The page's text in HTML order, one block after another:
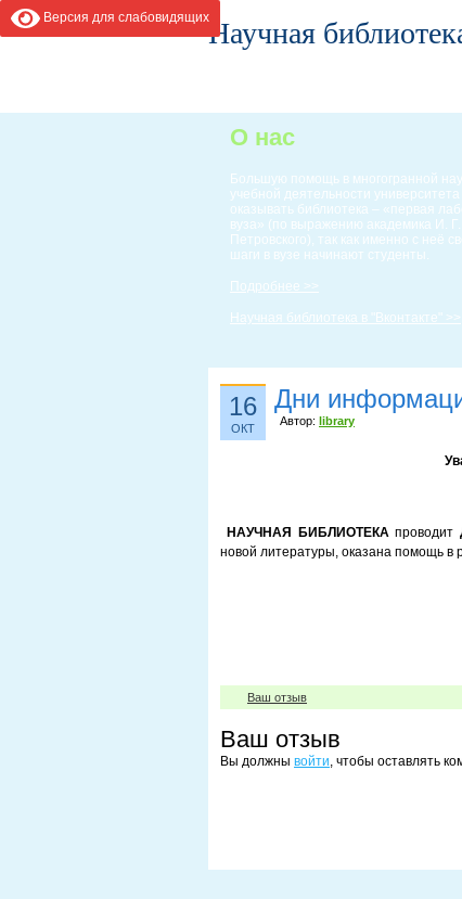
Версия для слабовидящихНаучная
О нас
Большую помощь в многогранной
учебной деятельности
оказывать библиотека – «первая
вуза» (по выражению академика И. Г.
Петровского), так как именно с неё
шаги в вузе начинают студенты.
Подробнее >>
Научная библиотека в "Вконтакте" >>
16
ОКТ
Дни
Автор: library
НАУЧНАЯ БИБЛИОТЕКАпроводит
новой литературы, оказана помощь
День
в
Ваш отзыв
Ваш отзыв
Вы должны войти, чтобы оставлять